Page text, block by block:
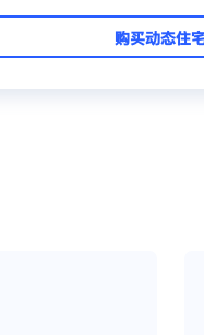
购买动态住